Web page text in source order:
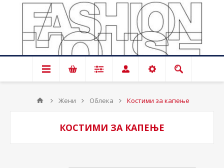
Жени Облека Костими за капење
КОСТИМИ ЗА КАПЕЊЕ